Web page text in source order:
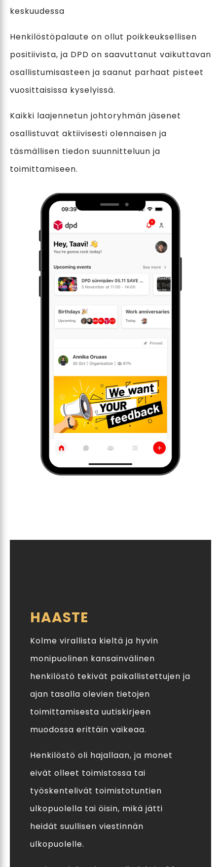
keskuudessa
Henkilöstöpalaute on ollut poikkeuksellisen
positiivista, ja DPD on saavuttanut vaikuttavan
osallistumisasteen ja saanut parhaat pisteet
vuosittaisissa kyselyissä.
Kaikki laajennetun johtoryhmän jäsenet
osallistuvat aktiivisesti olennaisen ja
täsmällisen tiedon suunnitteluun ja
toimittamiseen.
HAASTE
Kolme virallista kieltä ja hyvin
monipuolinen kansainvälinen
henkilöstö tekivät paikallistettujen ja
ajan tasalla olevien tietojen
toimittamisesta uutiskirjeen
muodossa erittäin vaikeaa.
Henkilöstö oli hajallaan, ja monet
eivät olleet toimistossa tai
työskentelivät toimistotuntien
ulkopuolella tai öisin, mikä jätti
heidät suullisen viestinnän
ulkopuolelle.